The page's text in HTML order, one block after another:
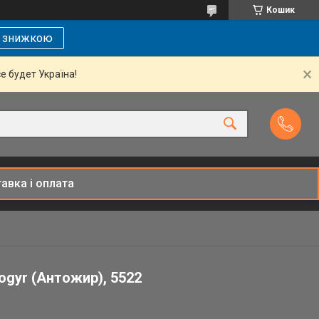
Кошик
знижкою
будет Україна!
і оплата
(Антожир), 5522